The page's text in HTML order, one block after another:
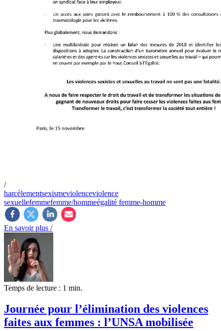
/
harcèlementsexismeviolenceviolence
sexuellefemmefemme/hommeégalité femme-homme
En savoir plus /
Temps de lecture : 1 min.
Journée pour l’élimination des violences
faites aux femmes : l’UNSA mobilisée